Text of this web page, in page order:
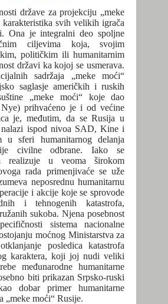
države za projekciju „meke
karakteristika svih velikih igrača
Ona je integralni deo spoljne
ciljevima koja, svojim
političkim ili humanitarnim
državi ka kojoj se usmerava.
sadržaja „meke moći“
saglasje američkih i ruskih
„meke moći“ koje dao
prihvaćeno je i od većine
je, međutim, da se Rusija u
nalazi ispod nivoa SAD, Kine i
u sferi humanitarnog delanja
civilne odbrane. Iako se
realizuje u veoma širokom
rada primenjivaće se uže
neposrednu humanitarnu
i akcije koje se sprovode
i tehnogenih katastrofa,
sukoba. Njena posebnost
sistema nacionalne
moćnog Ministarstva za
posledica katastrofa
karaktera, koji joj nudi veliki
međunarodne humanitarne
biti prikazan Srpsko-ruski
dobar primer humanitarne
„meke moći“ Rusije.